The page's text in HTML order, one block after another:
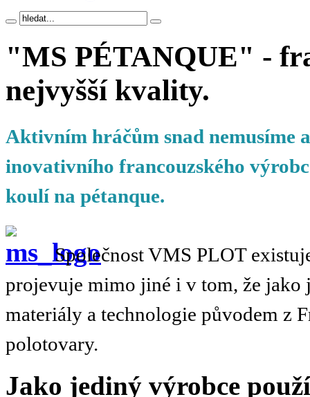
"MS PÉTANQUE" -
nejvyšší kvality.
Aktivním hráčům snad nemusíme
inovativního francouzského
koulí na pétanque.
Společnost VMS PLOT
projevuje mimo jiné i v tom, že jako
materiály a technologie původem z
polotovary.
Jako jediný výrobce